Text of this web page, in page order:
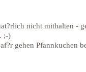
nicht mithalten -
;-)
gehen Pfannkuchen